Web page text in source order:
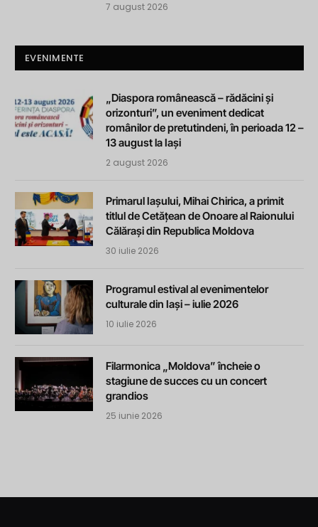
7 august 2026
EVENIMENTE
„Diaspora românească – rădăcini și
orizonturi”, un eveniment dedicat
românilor de pretutindeni, în perioada 12 –
13 august la Iași
2 august 2026
Primarul Iașului, Mihai Chirica, a primit
titlul de Cetățean de Onoare al Raionului
Călărași din Republica Moldova
30 iulie 2026
Programul estival al evenimentelor
culturale din Iași – iulie 2026
10 iulie 2026
Filarmonica „Moldova” încheie o
stagiune de succes cu un concert
grandios
25 iunie 2026